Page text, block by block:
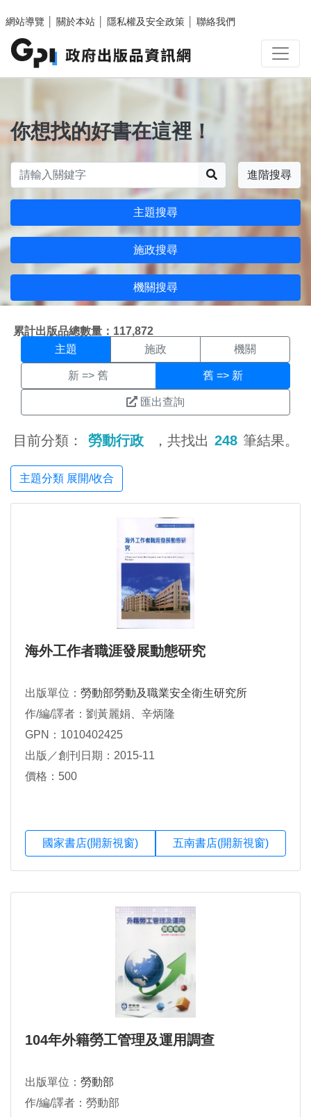
網站導覽
關於本站 隱私權及安全政策 聯絡我們
你想找的好書在這裡！
進階搜尋
主題搜尋
施政搜尋
機關搜尋
累計出版品總數量：117,872
主題搜尋結果頁面
主題 施政 機關
新 => 舊 舊 => 新
匯出查詢
目前分類： 勞動行政 ，共找出 248 筆結果。
主題分類 展開/收合
海外工作者職涯發展動態研究
出版單位： 勞動部勞動及職業安全衛生研究所
作/編/譯者：劉黃麗娟、辛炳隆
GPN：1010402425
出版／創刊日期：2015-11
價格：500
國家書店(開新視窗) 五南書店(開新視窗)
104年外籍勞工管理及運用調查
出版單位： 勞動部
作/編/譯者：勞動部